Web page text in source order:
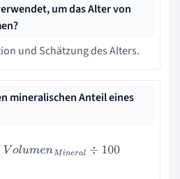
um das Alter von
und Schätzung des Alters.
mineralischen Anteil eines
VolumenMineral÷100